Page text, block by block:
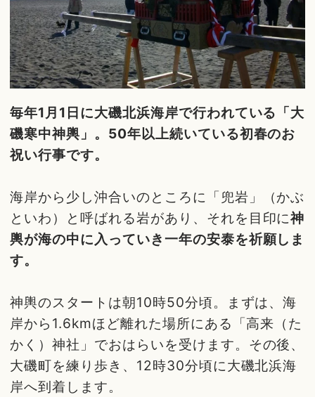
毎年1月1日に大磯北浜海岸で行われている「大
磯寒中神輿」。50年以上続いている初春のお
祝い行事です。
海岸から少し沖合いのところに「兜岩」（かぶ
といわ）と呼ばれる岩があり、それを目印に神
輿が海の中に入っていき一年の安泰を祈願しま
す。
神輿のスタートは朝10時50分頃。まずは、海
岸から1.6kmほど離れた場所にある「高来（た
かく）神社」でおはらいを受けます。その後、
大磯町を練り歩き、12時30分頃に大磯北浜海
岸へ到着します。